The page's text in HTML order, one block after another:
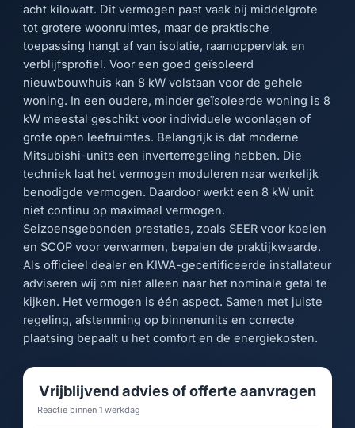
acht kilowatt. Dit vermogen past vaak bij middelgrote
tot grotere woonruimtes, maar de praktische
toepassing hangt af van isolatie, raamoppervlak en
verblijfsprofiel. Voor een goed geïsoleerd
nieuwbouwhuis kan 8 kW volstaan voor de gehele
woning. In een oudere, minder geïsoleerde woning is 8
kW meestal geschikt voor individuele woonlagen of
grote open leefruimtes. Belangrijk is dat moderne
Mitsubishi-units een inverterregeling hebben. Die
techniek laat het vermogen moduleren naar werkelijk
benodigde vermogen. Daardoor werkt een 8 kW unit
niet continu op maximaal vermogen.
Seizoensgebonden prestaties, zoals SEER voor koelen
en SCOP voor verwarmen, bepalen de praktijkwaarde.
Als officieel dealer en KIWA-gecertificeerde installateur
adviseren wij om niet alleen naar het nominale getal te
kijken. Het vermogen is één aspect. Samen met juiste
regeling, afstemming op binnenunits en correcte
plaatsing bepaalt u het comfort en de energiekosten.
Vrijblijvend advies of offerte aanvragen
Reactie binnen 1 werkdag